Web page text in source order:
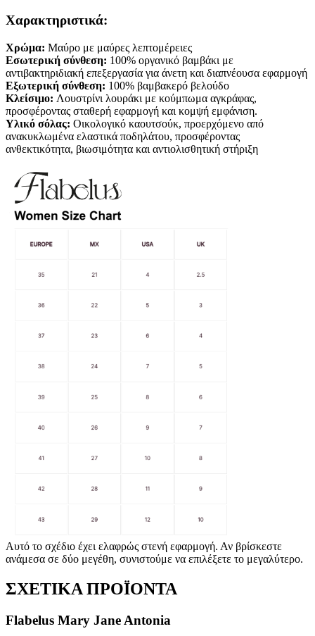
Χαρακτηριστικά:
Χρώμα: Μαύρο με μαύρες λεπτομέρειες
Εσωτερική σύνθεση: 100% οργανικό βαμβάκι με
αντιβακτηριδιακή επεξεργασία για άνετη και διαπνέουσα εφαρμογή
Εξωτερική σύνθεση: 100% βαμβακερό βελούδο
Κλείσιμο: Λουστρίνι λουράκι με κούμπωμα αγκράφας,
προσφέροντας σταθερή εφαρμογή και κομψή εμφάνιση.
Υλικό σόλας: Οικολογικό καουτσούκ, προερχόμενο από
ανακυκλωμένα ελαστικά ποδηλάτου, προσφέροντας
ανθεκτικότητα, βιωσιμότητα και αντιολισθητική στήριξη
Αυτό το σχέδιο έχει ελαφρώς στενή εφαρμογή. Αν βρίσκεστε
ανάμεσα σε δύο μεγέθη, συνιστούμε να επιλέξετε το μεγαλύτερο.
ΣΧΕΤΙΚΑ ΠΡΟΪΟΝΤΑ
Flabelus Mary Jane Antonia